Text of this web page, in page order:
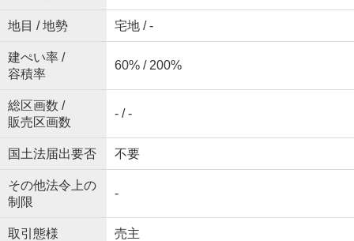
地目 / 地勢 宅地 / -
建ぺい率 /
容積率
60% / 200%
総区画数 /
販売区画数
- / -
国土法届出要否 不要
その他法令上の
制限
-
取引態様 売主